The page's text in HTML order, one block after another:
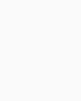
والقنوات
دوري أبطال